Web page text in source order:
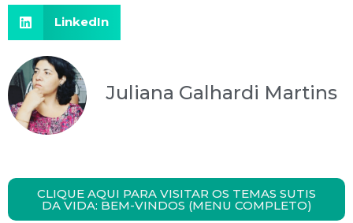
LinkedIn
Juliana Galhardi Martins
CLIQUE AQUI PARA VISITAR OS TEMAS SUTIS
DA VIDA: BEM-VINDOS (MENU COMPLETO)